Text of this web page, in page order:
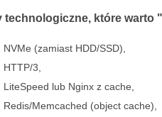
technologiczne, które warto
NVMe (zamiast HDD/SSD),
HTTP/3,
LiteSpeed lub Nginx z cache,
Redis/Memcached (object cache),